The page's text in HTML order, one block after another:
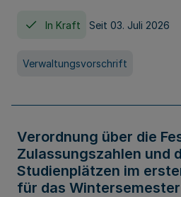
In Kraft Seit 03. Juli 2026
Verwaltungsvorschrift
Verordnung über die
Zulassungszahlen und
Studienplätzen im
für das